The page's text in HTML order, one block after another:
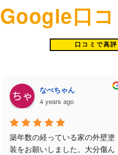
Google口
口コミで高
なべちゃん
4 years ago
築年数の経っている家の外壁塗
装をお願いしました。大分傷ん